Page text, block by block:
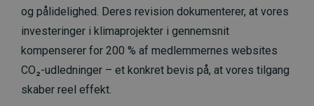
og pålidelighed. Deres revision dokumenterer, at vores
investeringer i klimaprojekter i gennemsnit
kompenserer for 200 % af medlemmernes websites
CO₂-udledninger – et konkret bevis på, at vores tilgang
skaber reel effekt.